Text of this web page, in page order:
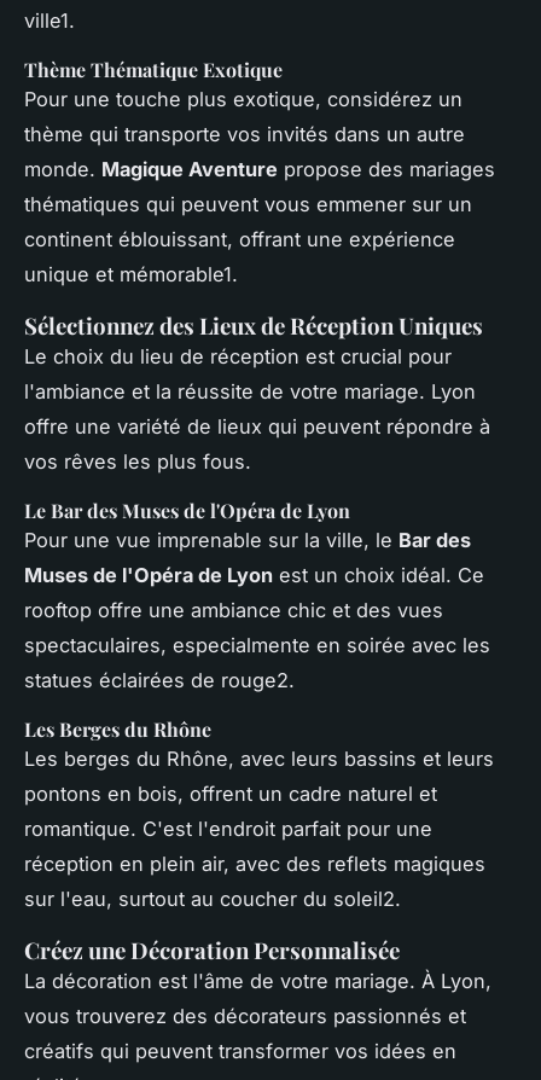
ville1.
Thème Thématique Exotique
Pour une touche plus exotique, considérez un
thème qui transporte vos invités dans un autre
monde. Magique Aventure propose des mariages
thématiques qui peuvent vous emmener sur un
continent éblouissant, offrant une expérience
unique et mémorable1.
Sélectionnez des Lieux de Réception Uniques
Le choix du lieu de réception est crucial pour
l'ambiance et la réussite de votre mariage. Lyon
offre une variété de lieux qui peuvent répondre à
vos rêves les plus fous.
Le Bar des Muses de l'Opéra de Lyon
Pour une vue imprenable sur la ville, le Bar des
Muses de l'Opéra de Lyon est un choix idéal. Ce
rooftop offre une ambiance chic et des vues
spectaculaires, especialmente en soirée avec les
statues éclairées de rouge2.
Les Berges du Rhône
Les berges du Rhône, avec leurs bassins et leurs
pontons en bois, offrent un cadre naturel et
romantique. C'est l'endroit parfait pour une
réception en plein air, avec des reflets magiques
sur l'eau, surtout au coucher du soleil2.
Créez une Décoration Personnalisée
La décoration est l'âme de votre mariage. À Lyon,
vous trouverez des décorateurs passionnés et
créatifs qui peuvent transformer vos idées en